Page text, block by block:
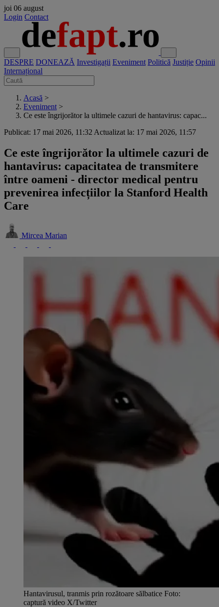
joi 06 august
Login Contact
DESPRE DONEAZĂ Investigații Eveniment Politică Justiție Opinii
Internațional
Acasă >
Eveniment >
Ce este îngrijorător la ultimele cazuri de hantavirus: capac...
Publicat: 17 mai 2026, 11:32 Actualizat la: 17 mai 2026, 11:57
Ce este îngrijorător la ultimele cazuri de
hantavirus: capacitatea de transmitere
între oameni - director medical pentru
prevenirea infecțiilor la Stanford Health
Care
Mircea Marian
Hantavirusul, tranmis prin rozătoare sălbatice Foto:
captură video X/Twitter